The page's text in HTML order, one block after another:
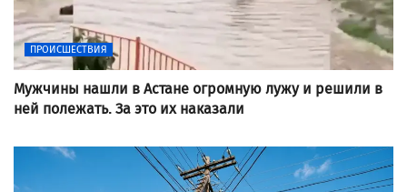
ПРОИСШЕСТВИЯ
Мужчины нашли в Астане огромную лужу и решили в
ней полежать. За это их наказали